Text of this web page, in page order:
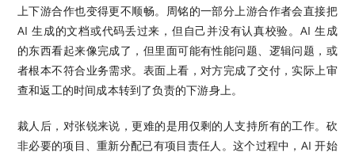
上下游合作也变得更不顺畅。周铭的一部分上游合作者会直接把
AI 生成的文档或代码丢过来，但自己并没有认真校验。AI 生成
的东西看起来像完成了，但里面可能有性能问题、逻辑问题，或
者根本不符合业务需求。表面上看，对方完成了交付，实际上审
查和返工的时间成本转到了负责的下游身上。
裁人后，对张锐来说，更难的是用仅剩的人支持所有的工作。砍
非必要的项目、重新分配已有项目责任人。这个过程中，AI 开始